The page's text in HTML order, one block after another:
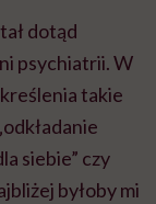
dotąd
psychiatrii. W
takie
siebie” czy
byłoby mi